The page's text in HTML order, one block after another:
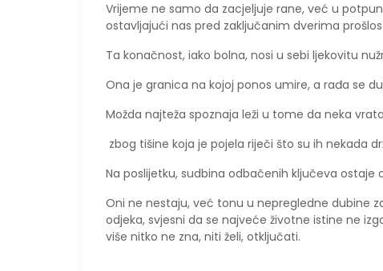
Vrijeme ne samo da zacjeljuje rane, već u
ostavljajući nas pred zaključanim dverima
Ta konačnost, iako bolna, nosi u sebi ljekovitu
Ona je granica na kojoj ponos umire, a rađa se
Možda najteža spoznaja leži u tome da neka
zbog tišine koja je pojela riječi što su ih nekada
Na poslijetku, sudbina odbačenih ključeva ostaje
Oni ne nestaju, već tonu u nepregledne dubine
odjeka, svjesni da se najveće životne istine ne
više nitko ne zna, niti želi, otključati.